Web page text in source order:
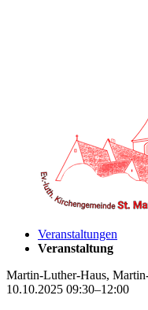
Veranstaltungen
Veranstaltung
Martin-Luther-Haus,
10.10.2025 09:30–12:00